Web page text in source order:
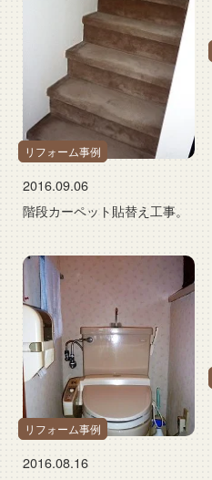
リフォーム事例
2016.09.06
階段カーペット貼替え工事。
リフォーム事例
2016.08.16